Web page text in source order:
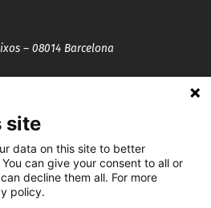
– 08014 Barcelona
site
data on this site to better
can give your consent to all or
decline them all. For more
policy.